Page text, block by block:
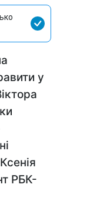
у
РБК-